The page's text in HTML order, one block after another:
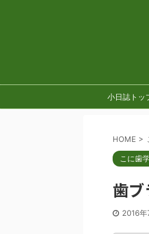
小日誌トッ
HOME >
こに歯
歯
2016年